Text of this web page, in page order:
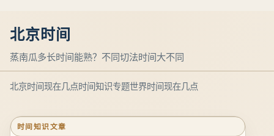
北京时间
蒸南瓜多长时间能熟？不同切法时间大不同
北京时间现在几点时间知识专题世界时间现在几点
时间知识文章